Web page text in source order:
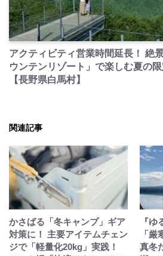
アクティビティ営業時間延長！ 絶
ウンテンリゾート」で楽しむ夏の
【長野県白馬村】
関連記事
かさばる「冬キャンプ」ギア
対策に！ 主要アイテムチェン
ジで「軽量化20kg」実践！
『
「
真冬